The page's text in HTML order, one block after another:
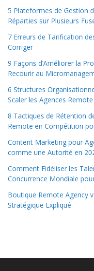
5 Plateformes de Gestion
Réparties sur Plusieurs
7 Erreurs de Tarification
Corriger
9 Façons d’Améliorer la
Recourir au
6 Structures
Scaler les Agences Remote
8 Tactiques de Rétention
Remote en Compétition
Content Marketing pour
comme une Autorité en
Comment Fidéliser les
Concurrence Mondiale
Boutique Remote Agency
Stratégique Expliqué